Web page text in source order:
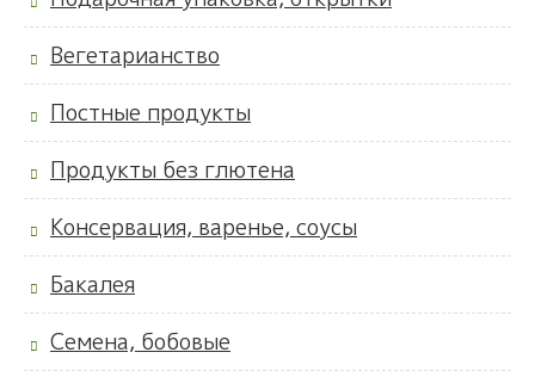
Вегетарианство
Постные продукты
Продукты без глютена
Консервация, варенье, соусы
Бакалея
Семена, бобовые